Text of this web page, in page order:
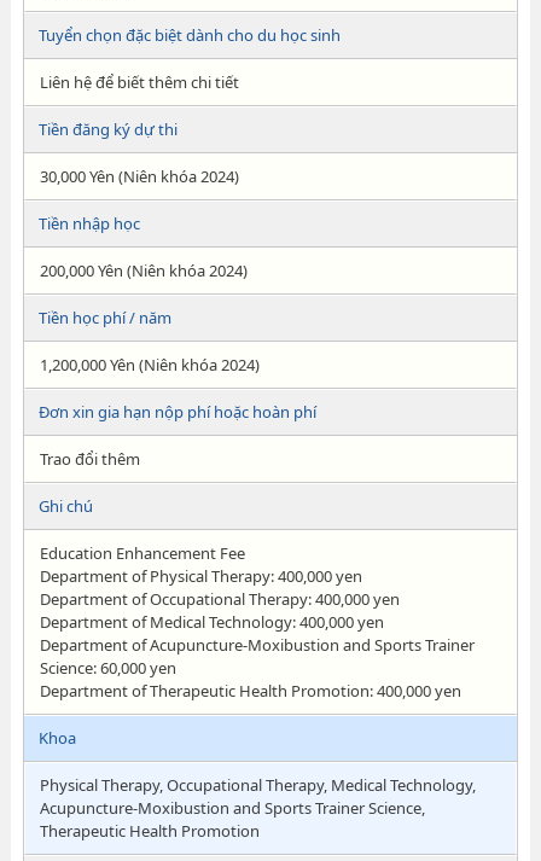
Tuyển chọn đặc biệt dành cho du học sinh
Liên hệ để biết thêm chi tiết
Tiền đăng ký dự thi
30,000 Yên (Niên khóa 2024)
Tiền nhập học
200,000 Yên (Niên khóa 2024)
Tiền học phí / năm
1,200,000 Yên (Niên khóa 2024)
Đơn xin gia hạn nộp phí hoặc hoàn phí
Trao đổi thêm
Ghi chú
Education Enhancement Fee
Department of Physical Therapy: 400,000 yen
Department of Occupational Therapy: 400,000 yen
Department of Medical Technology: 400,000 yen
Department of Acupuncture-Moxibustion and Sports Trainer
Science: 60,000 yen
Department of Therapeutic Health Promotion: 400,000 yen
Khoa
Physical Therapy, Occupational Therapy, Medical Technology,
Acupuncture-Moxibustion and Sports Trainer Science,
Therapeutic Health Promotion